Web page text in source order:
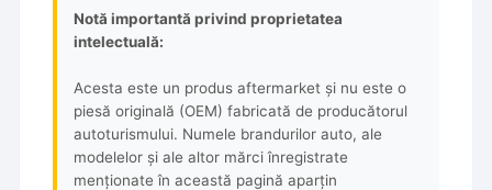
Notă importantă privind proprietatea
intelectuală:
Acesta este un produs aftermarket și nu este o
piesă originală (OEM) fabricată de producătorul
autoturismului. Numele brandurilor auto, ale
modelelor și ale altor mărci înregistrate
menționate în această pagină aparțin